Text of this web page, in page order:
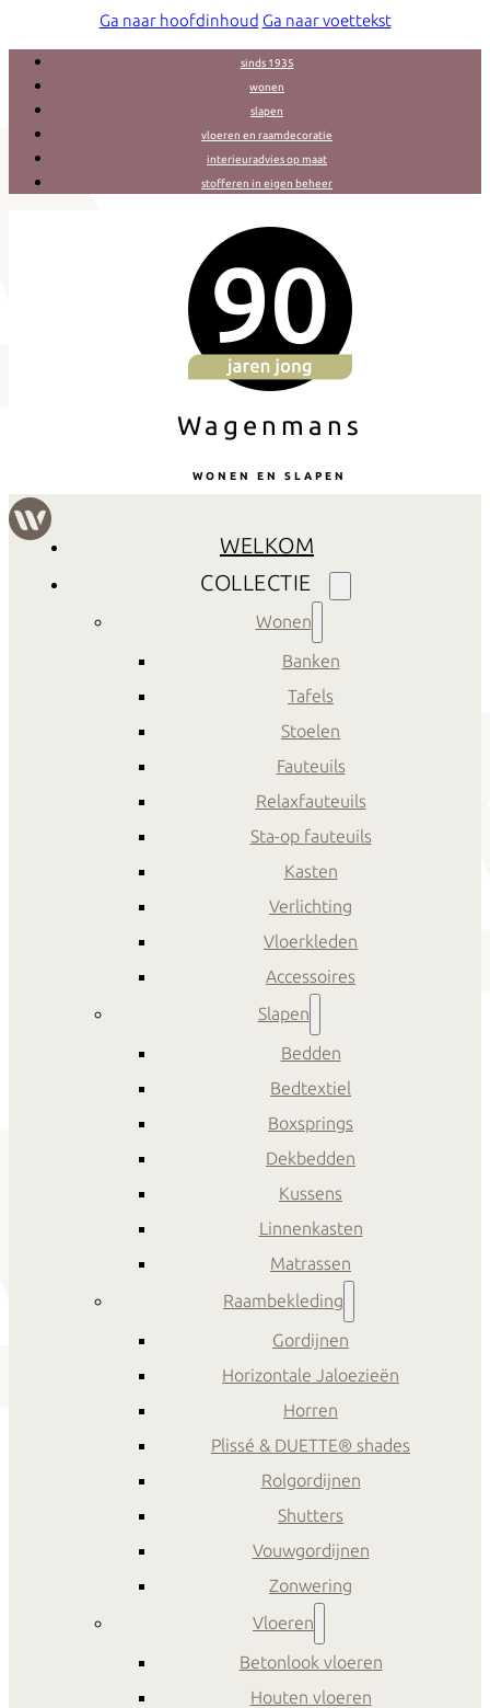
Ga naar hoofdinhoud Ga naar voettekst
sinds 1935
wonen
slapen
vloeren en raamdecoratie
interieuradvies op maat
stofferen in eigen beheer
Wagenmans
WONEN EN SLAPEN
WELKOM
COLLECTIE
Wonen
Banken
Tafels
Stoelen
Fauteuils
Relaxfauteuils
Sta-op fauteuils
Kasten
Verlichting
Vloerkleden
Accessoires
Slapen
Bedden
Bedtextiel
Boxsprings
Dekbedden
Kussens
Linnenkasten
Matrassen
Raambekleding
Gordijnen
Horizontale Jaloezieën
Horren
Plissé & DUETTE® shades
Rolgordijnen
Shutters
Vouwgordijnen
Zonwering
Vloeren
Betonlook vloeren
Houten vloeren